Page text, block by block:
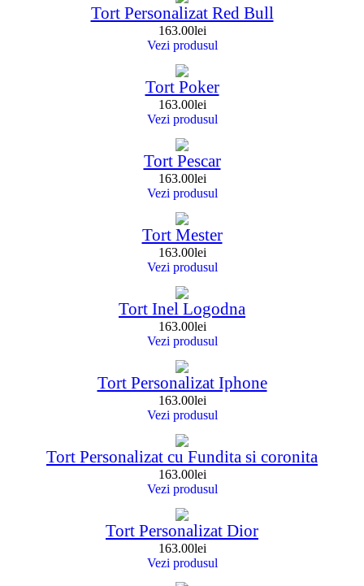
Tort Personalizat Red Bull
163.00lei
Vezi produsul
Tort Poker
163.00lei
Vezi produsul
Tort Pescar
163.00lei
Vezi produsul
Tort Mester
163.00lei
Vezi produsul
Tort Inel Logodna
163.00lei
Vezi produsul
Tort Personalizat Iphone
163.00lei
Vezi produsul
Tort Personalizat cu Fundita si coronita
163.00lei
Vezi produsul
Tort Personalizat Dior
163.00lei
Vezi produsul